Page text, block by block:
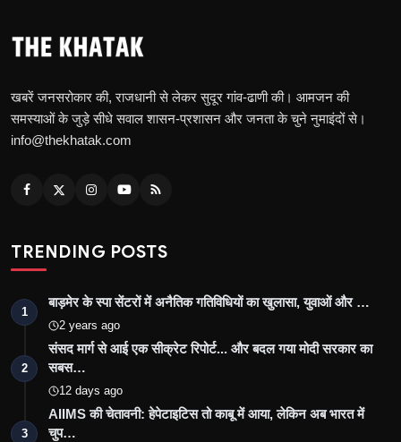
खबरें जनसरोकार की, राजधानी से लेकर सुदूर गांव-ढाणी की। आमजन की
समस्याओं के जुड़े सीधे सवाल शासन-प्रशासन और जनता के चुने नुमाइंदों से।
info@thekhatak.com
TRENDING POSTS
1
बाड़मेर के स्पा सेंटरों में अनैतिक गतिविधियों का खुलासा, युवाओं और …
2 years ago
2
संसद मार्ग से आई एक सीक्रेट रिपोर्ट... और बदल गया मोदी सरकार का
सबस…
12 days ago
3
AIIMS की चेतावनी: हेपेटाइटिस तो काबू में आया, लेकिन अब भारत में
चुप…